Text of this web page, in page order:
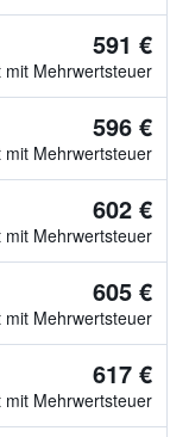
591 €
mit Mehrwertsteuer
596 €
mit Mehrwertsteuer
602 €
mit Mehrwertsteuer
605 €
mit Mehrwertsteuer
617 €
mit Mehrwertsteuer